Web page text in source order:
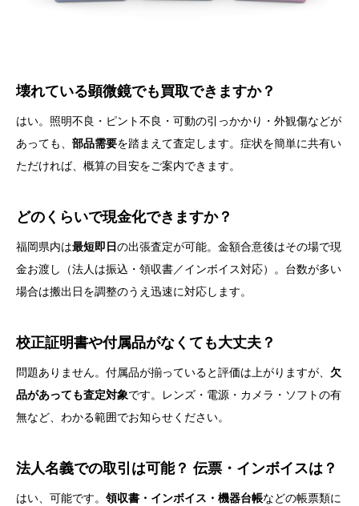
壊れている顕微鏡でも買取できますか？
はい。照明不良・ピント不良・可動の引っかかり・外観傷などが
あっても、 部品需要を踏まえて査定します。症状を簡単に共有い
ただければ、概算の目安をご案内できます。
どのくらいで現金化できますか？
福岡県内は最短即日の出張査定が可能。金額合意後はその場で現
金お渡し（法人は振込・領収書／インボイス対応）。台数が多い
場合は搬出日を調整のうえ迅速に対応します。
校正証明書や付属品がなくても大丈夫？
問題ありません。付属品が揃っていると評価は上がりますが、 欠
品があっても査定対象です。レンズ・電源・カメラ・ソフトの有
無など、わかる範囲でお知らせください。
法人名義での取引は可能？ 伝票・インボイスは？
はい、可能です。 領収書・インボイス・機器台帳などの帳票類に